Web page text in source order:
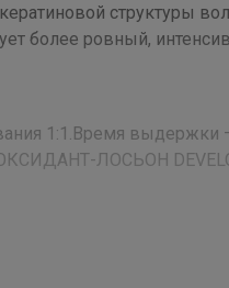
структуры
более ровный,
1:1.Время выдержки —
ЛОСЬОН